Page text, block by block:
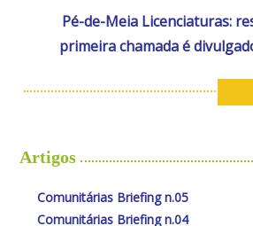
Pé-de-Meia Licenciaturas:
primeira chamada é
Artigos
Comunitárias Briefing n.05
Comunitárias Briefing n.04